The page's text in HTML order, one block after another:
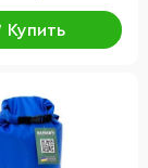
Купить